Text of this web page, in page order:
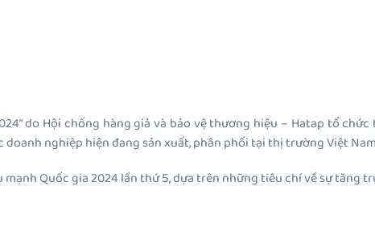
do Hội chống hàng giả và bảo vệ thương hiệu – Hatap tổ
nghiệp hiện đang sản xuất, phân phối tại thị trường Việt
mạnh Quốc gia 2024 lần thứ 5, dựa trên những tiêu chí về sự tăng